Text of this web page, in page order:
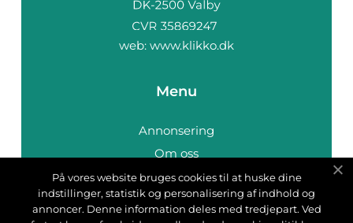
web: www.klikko.dk
Menu
Annonsering
Om oss
Cookies
Kontakta oss
På vores website bruges cookies til at huske dine
indstillinger, statistik og personalisering af indhold og
annoncer. Denne information deles med tredjepart. Ved